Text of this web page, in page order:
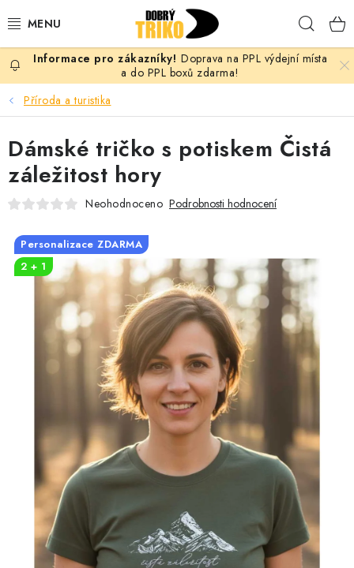
na
PRO ŽENY
PRO MUŽE
PRO DĚTI
PRO PÁRY
VLASTNÍ MOTIV
OKAMŽITĚ K ODBĚRU
MÁM SRDCE POMÁHÁM
VÁNOCE
PROVIZNÍ SYSTÉM
Doprava na PPL výdejní místa
a do PPL boxů zdarma!
Příroda a turistika
Dámské tričko s potiskem Čistá
záležitost hory
Neohodnoceno Podrobnosti hodnocení
Personalizace ZDARMA
2 + 1